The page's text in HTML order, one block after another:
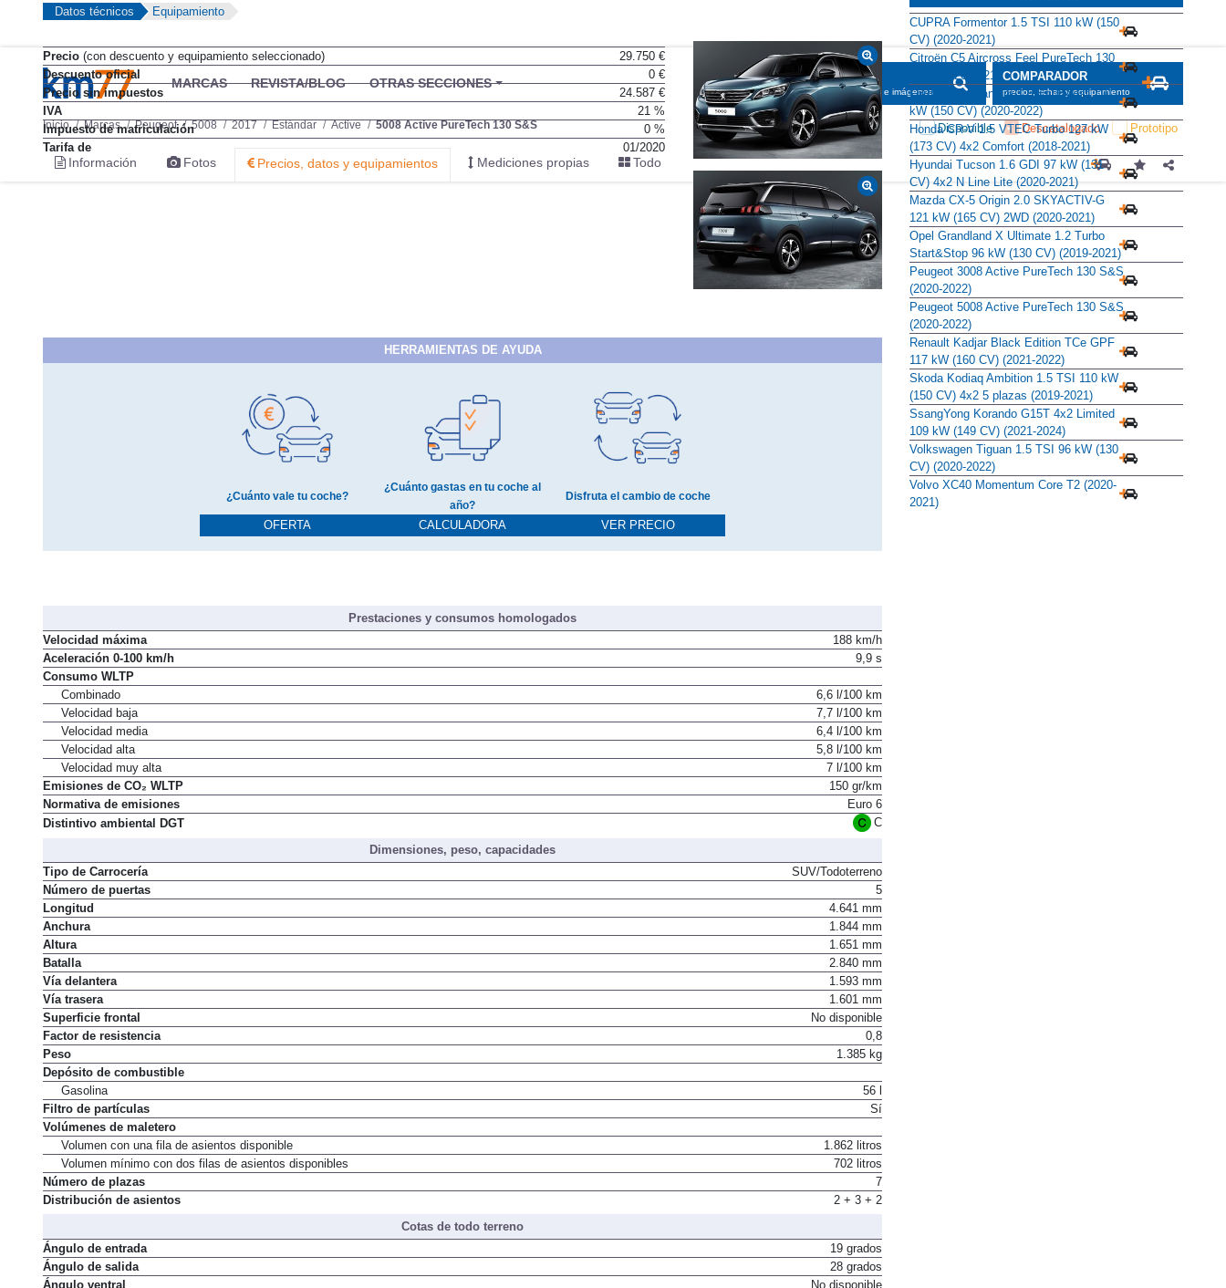
Precio(con descuento y equipamiento seleccionado)
29.750 €
Descuento oficial
0 €
Precio sin impuestos
24.587 €
IVA
21 %
Impuesto de matriculación
0 %
Tarifa de
01/2020
HERRAMIENTAS DE AYUDA
OFERTA
¿Cuánto gastas en tu coche al
año?
CALCULADORA VER PRECIO
Prestaciones y consumos homologados
Velocidad máxima
188 km/h
Aceleración 0-100 km/h
Consumo WLTP
Combinado
6,6 l/100 km
Velocidad baja
7,7 l/100 km
Velocidad media
6,4 l/100 km
Velocidad alta
5,8 l/100 km
Velocidad muy alta
7 l/100 km
Emisiones de CO₂ WLTP
150 gr/km
Normativa de emisiones
Euro 6
Dimensiones, peso, capacidades
Tipo de Carrocería
SUV/Todoterreno
Número de puertas
5
Longitud
4.641 mm
Anchura
1.844 mm
Altura
1.651 mm
Batalla
2.840 mm
Vía delantera
1.593 mm
Vía trasera
1.601 mm
Superficie frontal
No disponible
Factor de resistencia
0,8
Peso
Depósito de combustible
Gasolina
56 l
Filtro de partículas
Volúmenes de maletero
Volumen con una fila de asientos disponible
1.862 litros
Volumen mínimo con dos filas de asientos disponibles
702 litros
Número de plazas
7
Cotas de todo terreno
Ángulo de entrada
19 grados
Ángulo de salida
28 grados
Alternativas
CUPRA Formentor 1.5 TSI 110 kW (150
CV) (2020-2021)
Citroën C5 Aircross Feel PureTech 130
S&S (2020-2021)
Ford Kuga Titanium 1.5 EcoBoost 110
kW (150 CV) (2020-2022)
Honda CR-V 1.5 VTEC Turbo 127 kW
(173 CV) 4x2 Comfort (2018-2021)
Hyundai Tucson 1.6 GDI 97 kW (131
CV) 4x2 N Line Lite (2020-2021)
Mazda CX-5 Origin 2.0 SKYACTIV-G
121 kW (165 CV) 2WD (2020-2021)
Opel Grandland X Ultimate 1.2 Turbo
Start&Stop 96 kW (130 CV) (2019-2021)
Peugeot 3008 Active PureTech 130 S&S
(2020-2022)
Peugeot 5008 Active PureTech 130 S&S
(2020-2022)
Renault Kadjar Black Edition TCe GPF
117 kW (160 CV) (2021-2022)
Skoda Kodiaq Ambition 1.5 TSI 110 kW
(150 CV) 4x2 5 plazas (2019-2021)
SsangYong Korando G15T 4x2 Limited
109 kW (149 CV) (2021-2024)
Volkswagen Tiguan 1.5 TSI 96 kW (130
CV) (2020-2022)
Volvo XC40 Momentum Core T2 (2020-